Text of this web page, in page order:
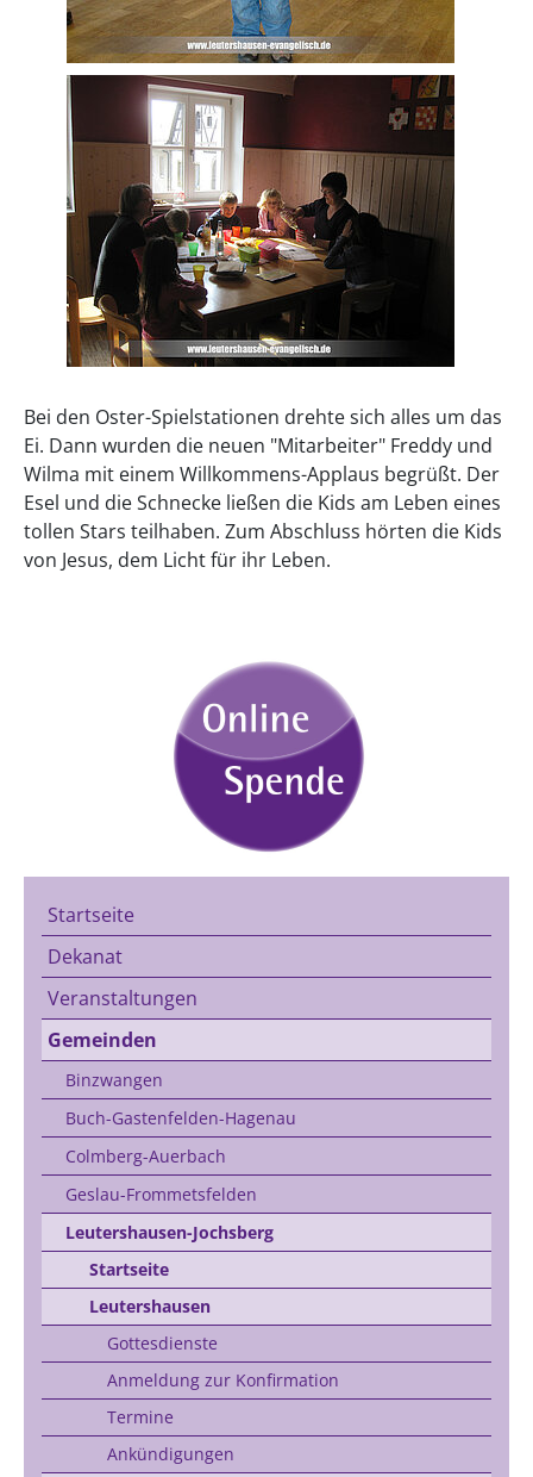
Bei den Oster-Spielstationen drehte sich alles um das
Ei. Dann wurden die neuen "Mitarbeiter" Freddy und
Wilma mit einem Willkommens-Applaus begrüßt. Der
Esel und die Schnecke ließen die Kids am Leben eines
tollen Stars teilhaben. Zum Abschluss hörten die Kids
von Jesus, dem Licht für ihr Leben.
Startseite
Dekanat
Veranstaltungen
Gemeinden
Binzwangen
Buch-Gastenfelden-Hagenau
Colmberg-Auerbach
Geslau-Frommetsfelden
Leutershausen-Jochsberg
Startseite
Leutershausen
Gottesdienste
Anmeldung zur Konfirmation
Termine
Ankündigungen